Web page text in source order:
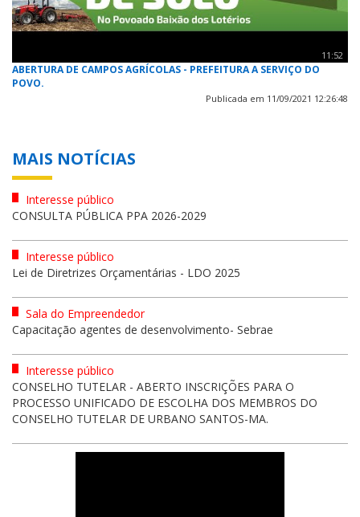
11:52
ABERTURA DE CAMPOS AGRÍCOLAS - PREFEITURA A SERVIÇO DO
POVO.
Publicada em 11/09/2021 12:26:48
MAIS NOTÍCIAS
Interesse público
CONSULTA PÚBLICA PPA 2026-2029
Interesse público
Lei de Diretrizes Orçamentárias - LDO 2025
Sala do Empreendedor
Capacitação agentes de desenvolvimento- Sebrae
Interesse público
CONSELHO TUTELAR - ABERTO INSCRIÇÕES PARA O
PROCESSO UNIFICADO DE ESCOLHA DOS MEMBROS DO
CONSELHO TUTELAR DE URBANO SANTOS-MA.